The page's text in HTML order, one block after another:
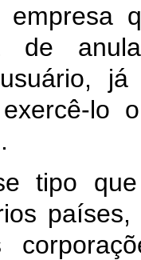
de
já
lo
tipo